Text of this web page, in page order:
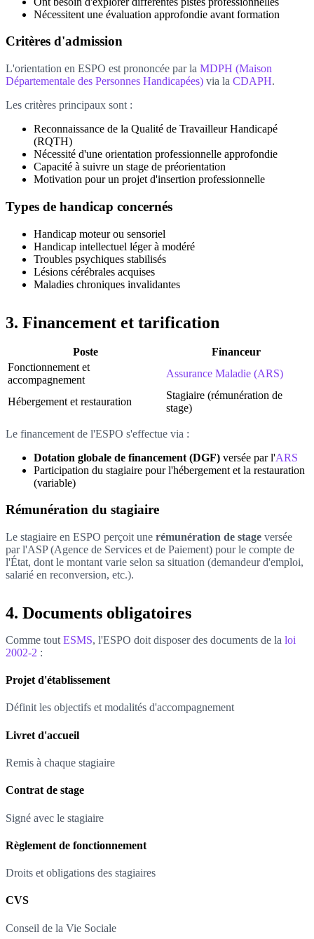
Nécessitent une évaluation approfondie avant formation
Critères d'admission
L'orientation en ESPO est prononcée par la MDPH (Maison
Départementale des Personnes Handicapées) via la CDAPH.
Les critères principaux sont :
Reconnaissance de la Qualité de Travailleur Handicapé
(RQTH)
Nécessité d'une orientation professionnelle approfondie
Capacité à suivre un stage de préorientation
Motivation pour un projet d'insertion professionnelle
Types de handicap concernés
Handicap moteur ou sensoriel
Handicap intellectuel léger à modéré
Troubles psychiques stabilisés
Lésions cérébrales acquises
Maladies chroniques invalidantes
3. Financement et tarification
Poste
Financeur
Fonctionnement et
accompagnement
Assurance Maladie (ARS)
Hébergement et restauration
Stagiaire (rémunération de
stage)
Le financement de l'ESPO s'effectue via :
Dotation globale de financement (DGF) versée par l'ARS
Participation du stagiaire pour l'hébergement et la restauration
(variable)
Rémunération du stagiaire
Le stagiaire en ESPO perçoit une rémunération de stage versée
par l'ASP (Agence de Services et de Paiement) pour le compte de
l'État, dont le montant varie selon sa situation (demandeur d'emploi,
salarié en reconversion, etc.).
4. Documents obligatoires
Comme tout ESMS, l'ESPO doit disposer des documents de la loi
2002-2 :
Projet d'établissement
Définit les objectifs et modalités d'accompagnement
Livret d'accueil
Remis à chaque stagiaire
Contrat de stage
Signé avec le stagiaire
Règlement de fonctionnement
Droits et obligations des stagiaires
CVS
Conseil de la Vie Sociale